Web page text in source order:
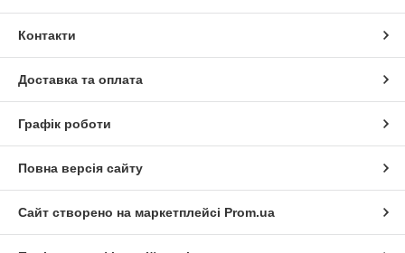
Контакти
Доставка та оплата
Графік роботи
Повна версія сайту
Сайт створено на маркетплейсі Prom.ua